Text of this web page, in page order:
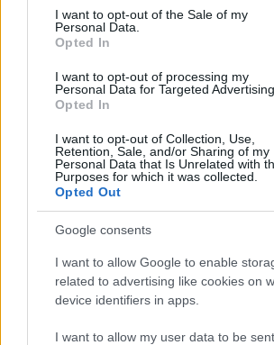
consent section.
I want to opt-out of the Sale of my
Personal Data.
Opted In
I want to opt-out of processing my
Personal Data for Targeted Advertising.
Opted In
I want to opt-out of Collection, Use,
Retention, Sale, and/or Sharing of my
Personal Data that Is Unrelated with
Purposes for which it was collected.
Opted Out
Google consents
I want to allow Google to enable
related to advertising like cookies on
device identifiers in apps.
I want to allow my user data to be